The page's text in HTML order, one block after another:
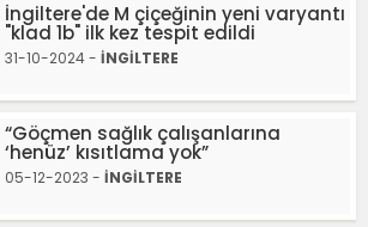
İngiltere'de M çiçeğinin yeni varyantı
"klad 1b" ilk kez tespit edildi
31-10-2024 - İNGİLTERE
“Göçmen sağlık çalışanlarına
‘henüz’ kısıtlama yok”
05-12-2023 - İNGİLTERE